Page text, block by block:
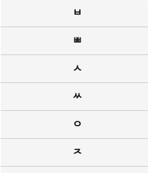
ㅂ
ㅃ
ㅅ
ㅆ
ㅇ
ㅈ